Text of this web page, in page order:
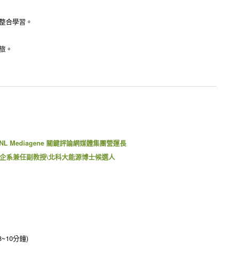
合學習。
。
Mediagene 關鍵評論網媒體集團營運長
系兼任副教授\北科大能源博士候選人
分鐘)